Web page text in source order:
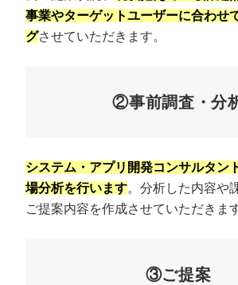
事業やターゲットユーザーに合わせ
グさせていただきます。
②事前調査・分
システム・アプリ開発コンサルタン
場分析を行います。分析した内容や
ご提案内容を作成させていただきます
③ご提案